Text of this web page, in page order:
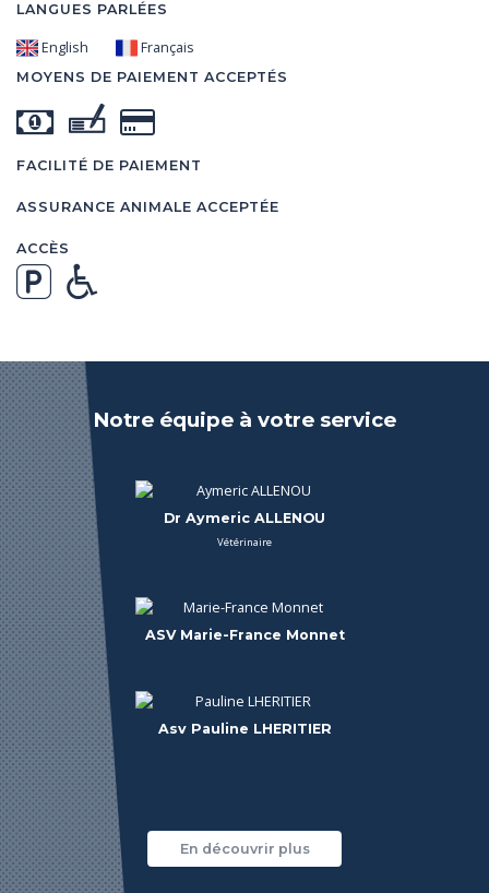
LANGUES PARLÉES
English Français
MOYENS DE PAIEMENT ACCEPTÉS
FACILITÉ DE PAIEMENT
ASSURANCE ANIMALE ACCEPTÉE
ACCÈS
Notre équipe à votre service
Dr Aymeric ALLENOU
Vétérinaire
ASV Marie-France Monnet
Asv Pauline LHERITIER
En découvrir plus